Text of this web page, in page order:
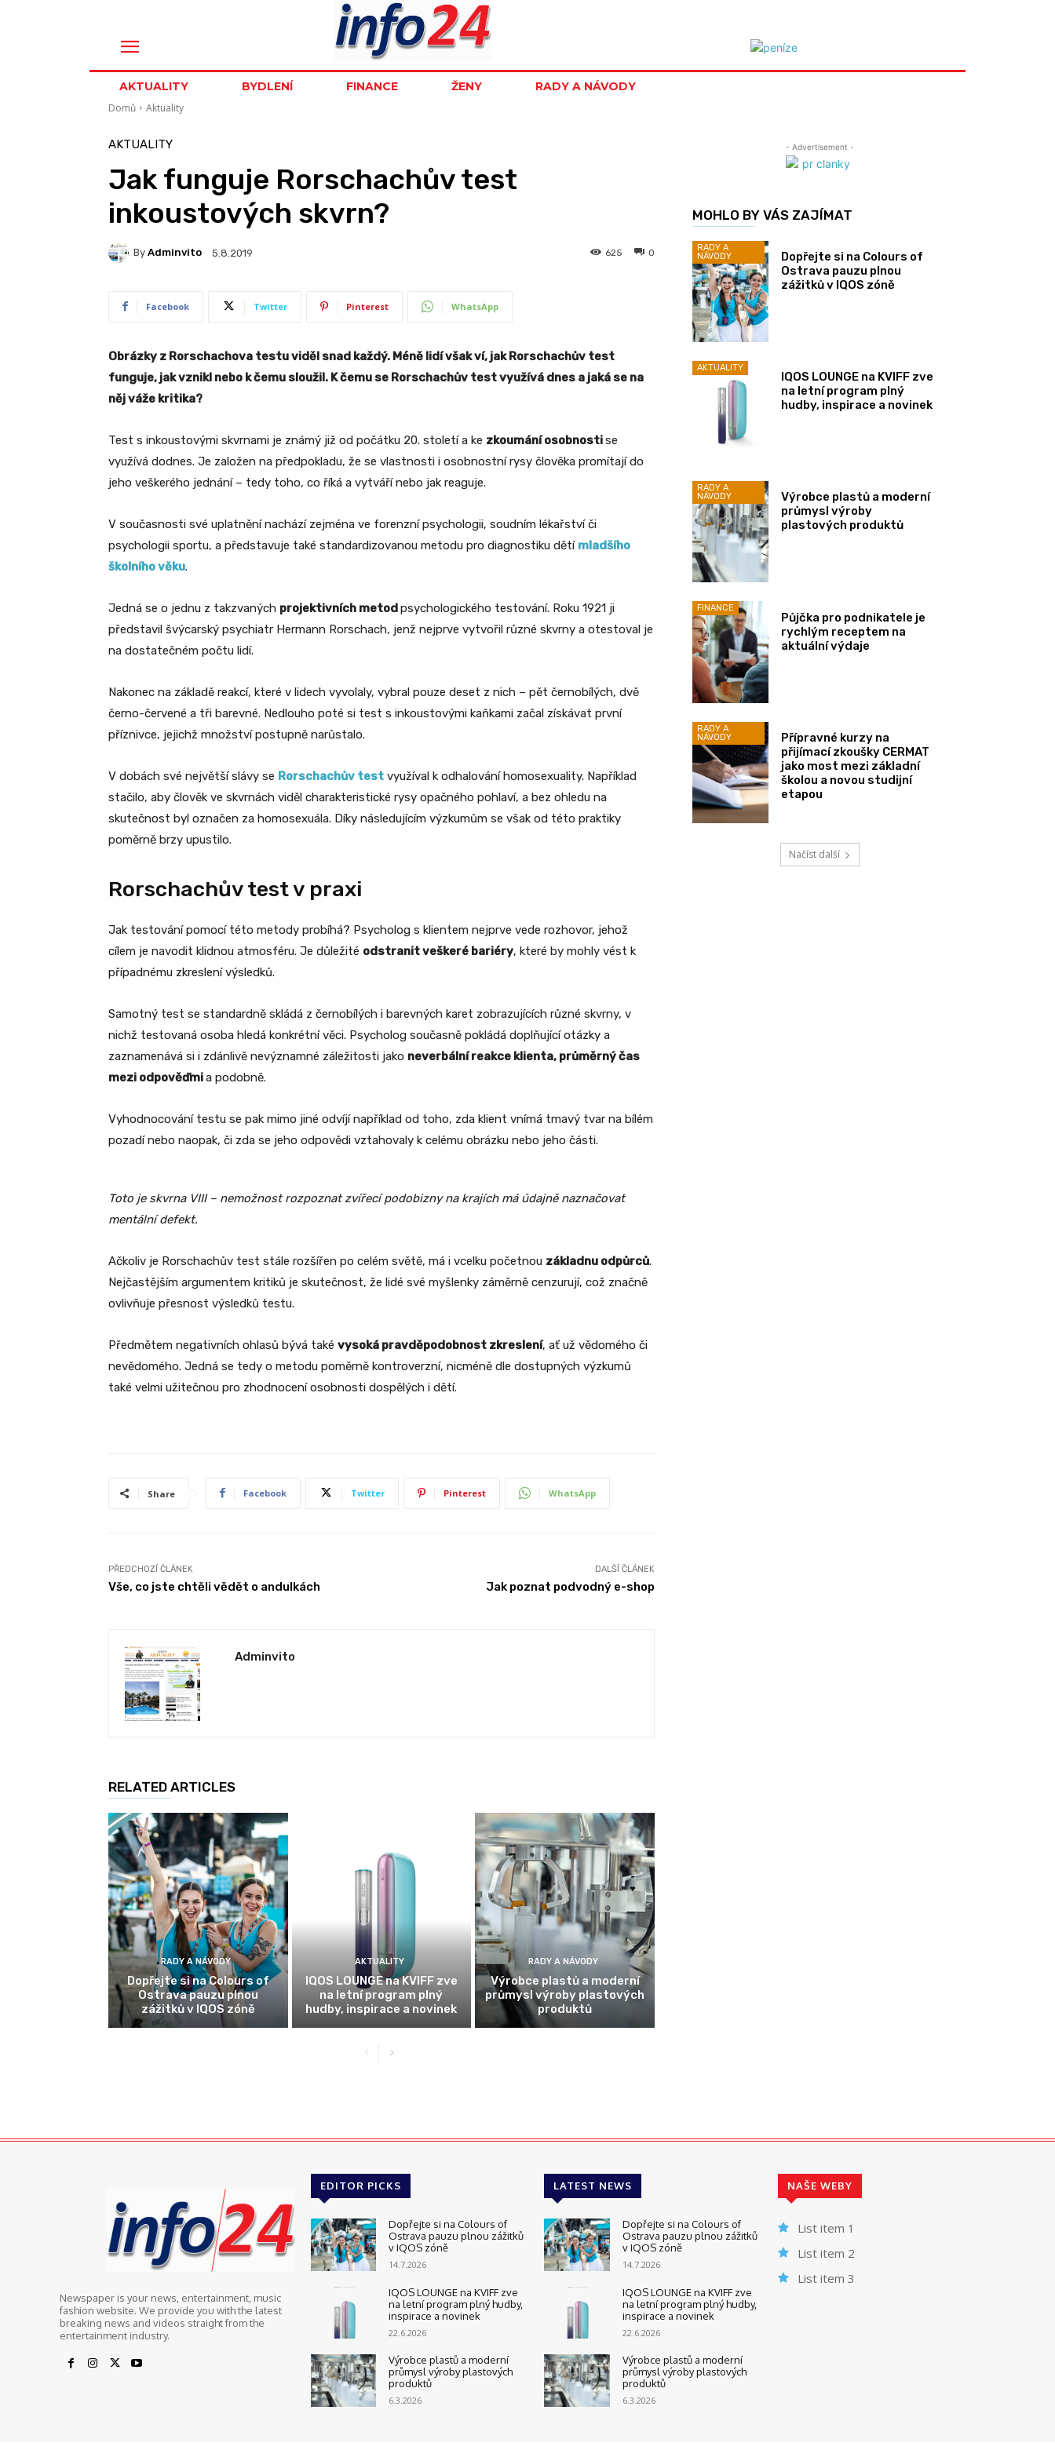
AKTUALITY BYDLENÍ FINANCE ŽENY RADY A NÁVODY
Domů Aktuality
AKTUALITY
Jak funguje Rorschachův test
inkoustových skvrn?
By Adminvito 5.8.2019 0
625
Facebook Twitter Pinterest WhatsApp
Obrázky z Rorschachova testu viděl snad každý. Méně lidí však ví, jak Rorschachův test
funguje, jak vznikl nebo k čemu sloužil. K čemu se Rorschachův test využívá dnes a jaká se na
něj váže kritika?
Test s inkoustovými skvrnami je známý již od počátku 20. století a ke zkoumání osobnostise
využívá dodnes. Je založen na předpokladu, že se vlastnosti i osobnostní rysy člověka promítají do
jeho veškerého jednání – tedy toho, co říká a vytváří nebo jak reaguje.
V současnosti své uplatnění nachází zejména ve forenzní psychologii, soudním lékařství či
psychologii sportu, a představuje také standardizovanou metodu pro diagnostiku dětí mladšího
školního věku.
Jedná se o jednu z takzvaných projektivních metodpsychologického testování. Roku 1921 ji
představil švýcarský psychiatr Hermann Rorschach, jenž nejprve vytvořil různé skvrny a otestoval je
na dostatečném počtu lidí.
Nakonec na základě reakcí, které v lidech vyvolaly, vybral pouze deset z nich – pět černobílých, dvě
černo-červené a tři barevné. Nedlouho poté si test s inkoustovými kaňkami začal získávat první
příznivce, jejichž množství postupně narůstalo.
V dobách své největší slávy se Rorschachův test využíval k odhalování homosexuality. Například
stačilo, aby člověk ve skvrnách viděl charakteristické rysy opačného pohlaví, a bez ohledu na
skutečnost byl označen za homosexuála. Díky následujícím výzkumům se však od této praktiky
poměrně brzy upustilo.
Rorschachův test v praxi
Jak testování pomocí této metody probíhá? Psycholog s klientem nejprve vede rozhovor, jehož
cílem je navodit klidnou atmosféru. Je důležité odstranit veškeré bariéry, které by mohly vést k
případnému zkreslení výsledků.
Samotný test se standardně skládá z černobílých i barevných karet zobrazujících různé skvrny, v
nichž testovaná osoba hledá konkrétní věci. Psycholog současně pokládá doplňující otázky a
zaznamenává si i zdánlivě nevýznamné záležitosti jako neverbální reakce klienta, průměrný čas
mezi odpověďmia podobně.
Vyhodnocování testu se pak mimo jiné odvíjí například od toho, zda klient vnímá tmavý tvar na bílém
pozadí nebo naopak, či zda se jeho odpovědi vztahovaly k celému obrázku nebo jeho části.
Toto je skvrna VIII – nemožnost rozpoznat zvířecí podobizny na krajích má údajně naznačovat
mentální defekt.
Ačkoliv je Rorschachův test stále rozšířen po celém světě, má i vcelku početnou základnu odpůrců.
Nejčastějším argumentem kritiků je skutečnost, že lidé své myšlenky záměrně cenzurují, což značně
ovlivňuje přesnost výsledků testu.
Předmětem negativních ohlasů bývá také vysoká pravděpodobnost zkreslení, ať už vědomého či
nevědomého. Jedná se tedy o metodu poměrně kontroverzní, nicméně dle dostupných výzkumů
také velmi užitečnou pro zhodnocení osobnosti dospělých i dětí.
Share Facebook Twitter Pinterest WhatsApp
PŘEDCHOZÍ ČLÁNEK
Vše, co jste chtěli vědět o andulkách
DALŠÍ ČLÁNEK
Jak poznat podvodný e-shop
Adminvito
RELATED ARTICLES
RADY A NÁVODY
Dopřejte si na Colours of
Ostrava pauzu plnou
zážitků v IQOS zóně
AKTUALITY
IQOS LOUNGE na KVIFF zve
na letní program plný
hudby, inspirace a novinek
RADY A NÁVODY
Výrobce plastů a moderní
průmysl výroby plastových
produktů
- Advertisement -
MOHLO BY VÁS ZAJÍMAT
RADY A
NÁVODY
Dopřejte si na Colours of
Ostrava pauzu plnou
zážitků v IQOS zóně
AKTUALITY
IQOS LOUNGE na KVIFF zve
na letní program plný
hudby, inspirace a novinek
RADY A
NÁVODY
Výrobce plastů a moderní
průmysl výroby
plastových produktů
FINANCE
Půjčka pro podnikatele je
rychlým receptem na
aktuální výdaje
RADY A
NÁVODY
Přípravné kurzy na
přijímací zkoušky CERMAT
jako most mezi základní
školou a novou studijní
etapou
Načíst další
Newspaper is your news, entertainment, music
fashion website. We provide you with the latest
breaking news and videos straight from the
entertainment industry.
EDITOR PICKS
Dopřejte si na Colours of
Ostrava pauzu plnou zážitků
v IQOS zóně
14.7.2026
IQOS LOUNGE na KVIFF zve
na letní program plný hudby,
inspirace a novinek
22.6.2026
Výrobce plastů a moderní
průmysl výroby plastových
produktů
6.3.2026
LATEST NEWS
Dopřejte si na Colours of
Ostrava pauzu plnou zážitků
v IQOS zóně
14.7.2026
IQOS LOUNGE na KVIFF zve
na letní program plný hudby,
inspirace a novinek
22.6.2026
Výrobce plastů a moderní
průmysl výroby plastových
produktů
6.3.2026
NAŠE WEBY
List item 1
List item 2
List item 3